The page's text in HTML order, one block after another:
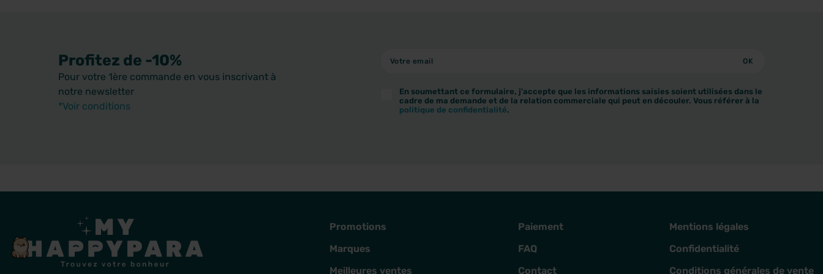
Profitez de -10%
Pour votre 1ère commande en vous inscrivant à
notre newsletter
*Voir conditions
En soumettant ce formulaire, j'accepte que les informations saisies soient utilisées dans le
cadre de ma demande et de la relation commerciale qui peut en découler. Vous référer à la
politique de confidentialité.
Promotions
Marques
Meilleures ventes
Paiement
FAQ
Contact
Mentions légales
Confidentialité
Conditions générales de vente